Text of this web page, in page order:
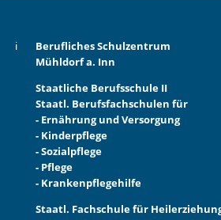
Berufliches Schulzentrum
Mühldorf a. Inn
Staatliche Berufsschule II
Staatl. Berufsfachschulen für
- Ernährung und Versorgung
- Kinderpflege
- Sozialpflege
- Pflege
- Krankenpflegehilfe
Staatl. Fachschule für